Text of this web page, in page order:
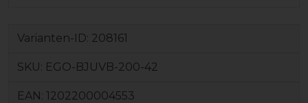
Varianten-ID: 208161
SKU: EGO-BJUVB-200-42
EAN: 1202200004553